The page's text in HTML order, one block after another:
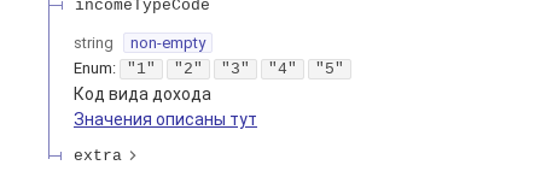
incomeTypeCode
string
non-empty
Enum: "1" "2" "3" "4" "5"
Код вида дохода
Значения описаны тут
extra